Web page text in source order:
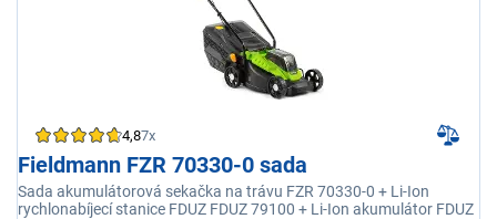
4,87x
Fieldmann FZR 70330-0 sada
Sada akumulátorová sekačka na trávu FZR 70330-0 + Li-Ion
rychlonabíjecí stanice FDUZ FDUZ 79100 + Li-Ion akumulátor FDUZ